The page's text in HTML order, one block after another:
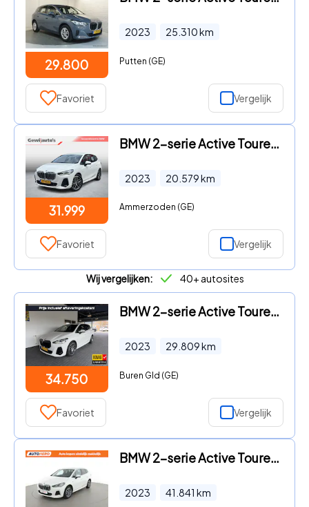
29.800
2023 25.310km
Putten (GE)
Favoriet Vergelijk
31.999
BMW 2-serie Active Tourer - 218i M-Sport Massage|HarmanKardon|Comfort
2023 20.579km
Ammerzoden (GE)
Favoriet Vergelijk
Wij vergelijken: 40+ autosites
34.750
BMW 2-serie Active Tourer - 220i M-Sport / Pano / H&K / Stoelverwarming / HUD / Mild Hyb
2023 29.809km
Buren Gld (GE)
Favoriet Vergelijk
BMW 2-serie Active Tourer - 225e xDrive |XV12378|
2023 41.841 km